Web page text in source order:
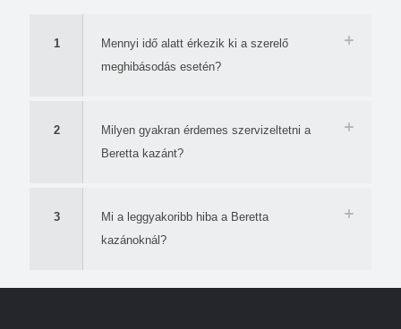
1
Mennyi idő alatt érkezik ki a szerelő
meghibásodás esetén?
2
Milyen gyakran érdemes szervizeltetni a
Beretta kazánt?
3
Mi a leggyakoribb hiba a Beretta
kazánoknál?